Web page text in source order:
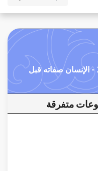
موضوعات إسلامية - متفرقة : 102 - الإنسان صفاته قبل